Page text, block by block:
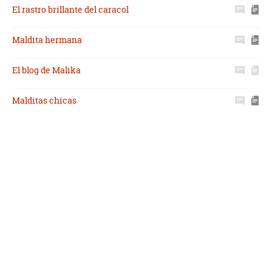
El rastro brillante del caracol
Maldita hermana
El blog de Malika
Malditas chicas